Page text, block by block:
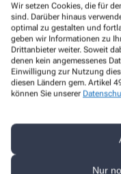
Wir setzen Cookies, die für
sind. Darüber hinaus
optimal zu gestalten und
geben wir Informationen zu
Drittanbieter weiter. Soweit
denen kein angemessenes
Einwilligung zur Nutzung
diesen Ländern gem. Artikel
können Sie unserer
Nur
Mehr erfahren
So erreichen
Franziska